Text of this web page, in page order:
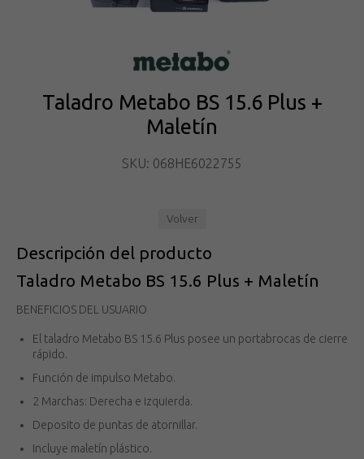
Taladro Metabo BS 15.6 Plus +
Maletín
SKU: 068HE6022755
Volver
Descripción del producto
Taladro Metabo BS 15.6 Plus + Maletín
BENEFICIOS DEL USUARIO
El taladro Metabo BS 15.6 Plus posee un portabrocas de cierre
rápido.
Función de impulso Metabo.
2 Marchas: Derecha e izquierda.
Deposito de puntas de atornillar.
Incluye maletín plástico.